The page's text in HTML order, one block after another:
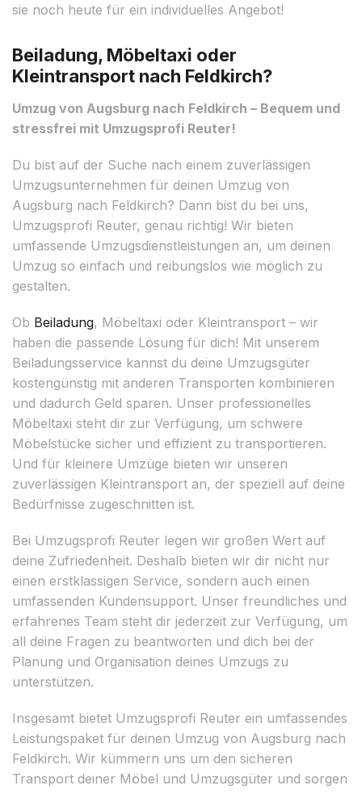
sie noch heute für ein individuelles Angebot!
Beiladung, Möbeltaxi oder
Kleintransport nach Feldkirch?
Umzug von Augsburg nach Feldkirch – Bequem und
stressfrei mit Umzugsprofi Reuter!
Du bist auf der Suche nach einem zuverlässigen
Umzugsunternehmen für deinen Umzug von
Augsburg nach Feldkirch? Dann bist du bei uns,
Umzugsprofi Reuter, genau richtig! Wir bieten
umfassende Umzugsdienstleistungen an, um deinen
Umzug so einfach und reibungslos wie möglich zu
gestalten.
Ob Beiladung, Möbeltaxi oder Kleintransport – wir
haben die passende Lösung für dich! Mit unserem
Beiladungsservice kannst du deine Umzugsgüter
kostengünstig mit anderen Transporten kombinieren
und dadurch Geld sparen. Unser professionelles
Möbeltaxi steht dir zur Verfügung, um schwere
Möbelstücke sicher und effizient zu transportieren.
Und für kleinere Umzüge bieten wir unseren
zuverlässigen Kleintransport an, der speziell auf deine
Bedürfnisse zugeschnitten ist.
Bei Umzugsprofi Reuter legen wir großen Wert auf
deine Zufriedenheit. Deshalb bieten wir dir nicht nur
einen erstklassigen Service, sondern auch einen
umfassenden Kundensupport. Unser freundliches und
erfahrenes Team steht dir jederzeit zur Verfügung, um
all deine Fragen zu beantworten und dich bei der
Planung und Organisation deines Umzugs zu
unterstützen.
Insgesamt bietet Umzugsprofi Reuter ein umfassendes
Leistungspaket für deinen Umzug von Augsburg nach
Feldkirch. Wir kümmern uns um den sicheren
Transport deiner Möbel und Umzugsgüter und sorgen